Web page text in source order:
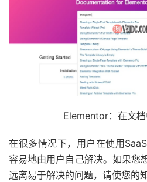
Elementor：在文档
在很多情况下，用户在使用
容易地由用户自己解决。如果您
远离易于解决的问题，请使您的